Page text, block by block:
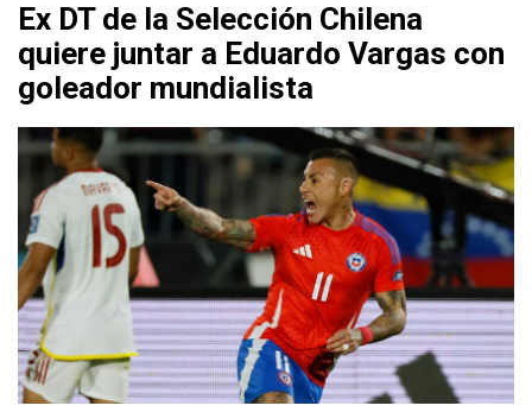
Ex DT de la Selección Chilena
quiere juntar a Eduardo Vargas con
goleador mundialista